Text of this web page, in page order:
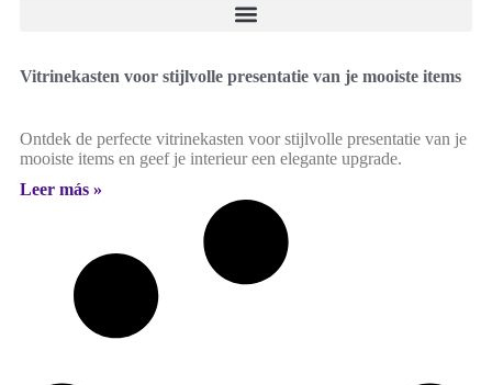
Vitrinekasten voor stijlvolle presentatie van je mooiste items
Ontdek de perfecte vitrinekasten voor stijlvolle presentatie van je
mooiste items en geef je interieur een elegante upgrade.
Leer más »